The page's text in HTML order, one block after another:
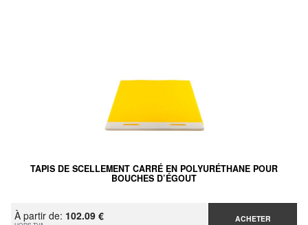
TAPIS DE SCELLEMENT CARRÉ EN POLYURÉTHANE POUR
BOUCHES D’ÉGOUT
À partir de: 102.09 € ACHETER